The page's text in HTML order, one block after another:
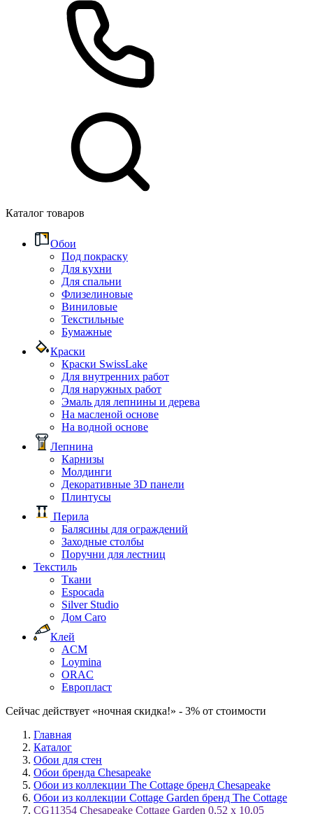
Каталог товаров
Обои
Под покраску
Для кухни
Для спальни
Флизелиновые
Виниловые
Текстильные
Бумажные
Краски
Краски SwissLake
Для внутренних работ
Для наружных работ
Эмаль для лепнины и дерева
На масленой основе
На водной основе
Лепнина
Карнизы
Молдинги
Декоративные 3D панели
Плинтусы
Перила
Балясины для ограждений
Заходные столбы
Поручни для лестниц
Текстиль
Ткани
Espocada
Silver Studio
Дом Caro
Клей
ACM
Loymina
ORAC
Европласт
Сейчас действует «ночная скидка!» - 3% от стоимости
Главная
Каталог
Обои для стен
Обои бренда Chesapeake
Обои из коллекции The Cottage бренд Chesapeake
Обои из коллекции Cottage Garden бренд The Cottage
CG11354 Chesapeake Cottage Garden 0,52 x 10,05